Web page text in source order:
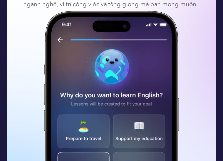
ngành nghề, vị trí công việc và tông giọng mà bạn mong muốn.